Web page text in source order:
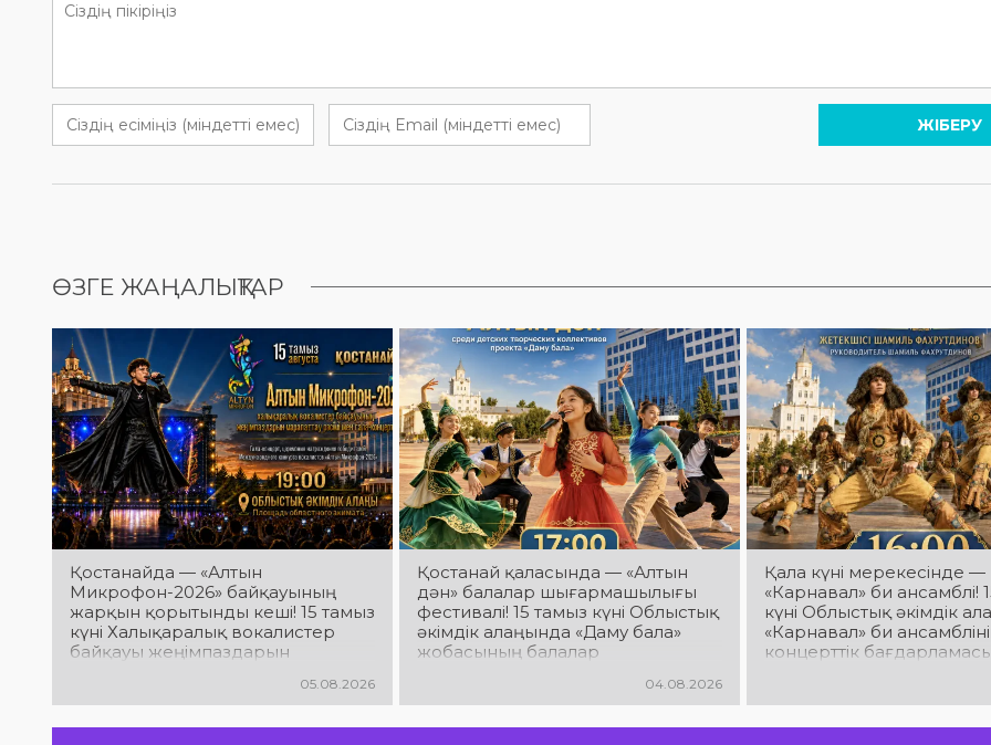
ЖІБЕРУ
ӨЗГЕ ЖАҢАЛЫҚТАР
Қостанайда — «Алтын
Микрофон-2026» байқауының
жарқын қорытынды кеші! 15 тамыз
күні Халықаралық вокалистер
байқауы жеңімпаздарын
концерт өтеді! Сіздерді үздік
орындаушылардың әсерлі өнері,
жарқын эмоциялар және ерекше
05.08.2026
Қостанай қаласында — «Алтын
дән» балалар шығармашылығы
фестивалі! 15 тамыз күні Облыстық
әкімдік алаңында «Даму бала»
жобасының балалар
қатысатын «Алтын дән» фестивалі
өтеді! Сіздерді жас таланттардың
жарқын өнері, әсем әндер, әсерлі
04.08.2026
Қала күні мерекесінде —
«Карнавал» би ансамблі!
күні Облыстық әкімдік
«Карнавал» би
концерттік
Фахрутдинов. Сіздерді
хореографиялық
жарқын бейнелер,